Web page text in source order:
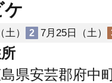
） 2 7月25日（土）
県安芸郡府中